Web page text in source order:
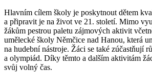
Hlavním cílem školy je poskytnout dětem
a připravit je na život ve 21. století. Mimo
žákům pestrou paletu zájmových aktivit
umělecké školy Němčice nad Hanou, která
na hudební nástroje. Žáci se také zúčastňují
a olympiád. Díky těmto a dalším aktivitám
svůj volný čas.